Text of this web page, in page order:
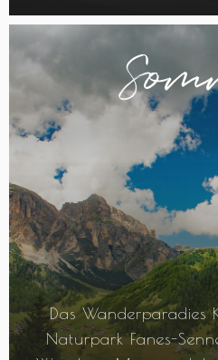
Das Wanderparadies
Naturpark Fanes-